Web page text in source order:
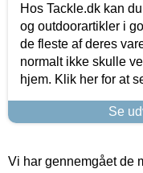
Hos Tackle.dk kan
og outdoorartikler i
de fleste af deres
normalt ikke skulle
hjem. Klik her for at
Se
Vi har gennemgået de